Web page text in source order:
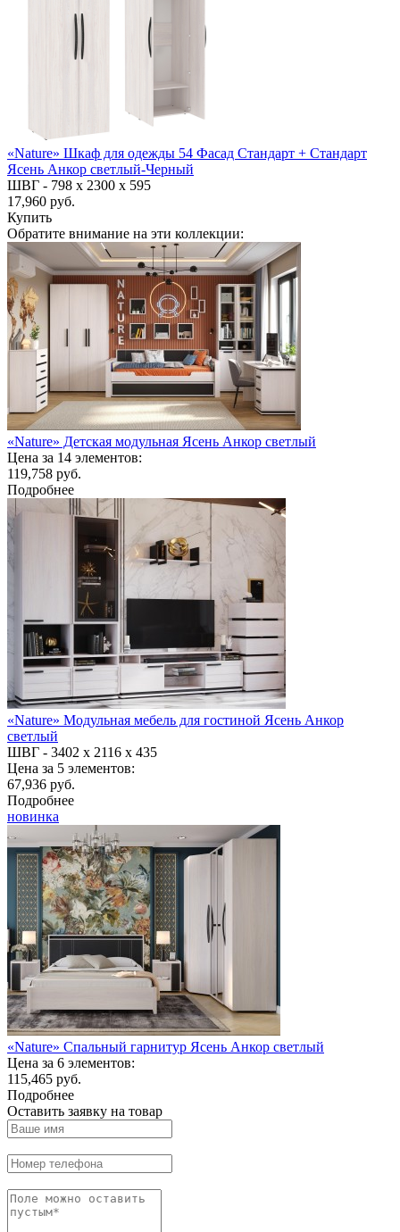
«Nature» Шкаф для одежды 54 Фасад Стандарт + Стандарт
Ясень Анкор светлый-Черный
ШВГ - 798 х 2300 х 595
17,960 руб.
Купить
Обратите внимание на эти коллекции:
«Nature» Детская модульная Ясень Анкор светлый
Цена за 14 элементов:
119,758 руб.
Подробнее
«Nature» Модульная мебель для гостиной Ясень Анкор
светлый
ШВГ - 3402 х 2116 х 435
Цена за 5 элементов:
67,936 руб.
Подробнее
новинка
«Nature» Спальный гарнитур Ясень Анкор светлый
Цена за 6 элементов:
115,465 руб.
Подробнее
Оставить заявку на товар